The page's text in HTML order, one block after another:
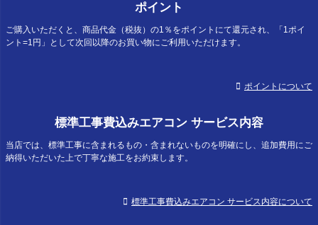
ポイント
ご購入いただくと、商品代金（税抜）の1％をポイントにて還元され、「1ポイ
ント=1円」として次回以降のお買い物にご利用いただけます。
ポイントについて
標準工事費込みエアコン サービス内容
当店では、標準工事に含まれるもの・含まれないものを明確にし、追加費用にご
納得いただいた上で丁寧な施工をお約束します。
標準工事費込みエアコン サービス内容について